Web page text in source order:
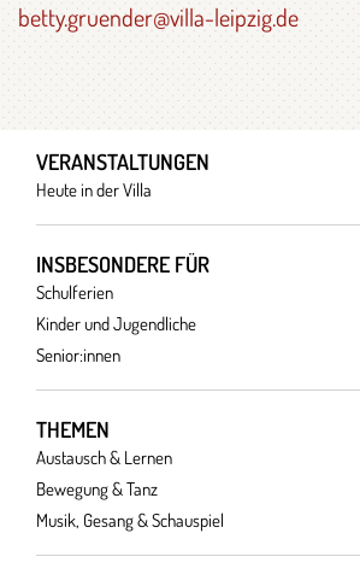
betty.gruender@villa-leipzig.de
VERANSTALTUNGEN
Heute in der Villa
INSBESONDERE FÜR
Schulferien
Kinder und Jugendliche
Senior:innen
THEMEN
Austausch & Lernen
Bewegung & Tanz
Musik, Gesang & Schauspiel